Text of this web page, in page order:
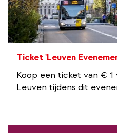
Ticket 'Leuven
e
x
t
e
r
Koop een ticket van €
Leuven tijdens dit